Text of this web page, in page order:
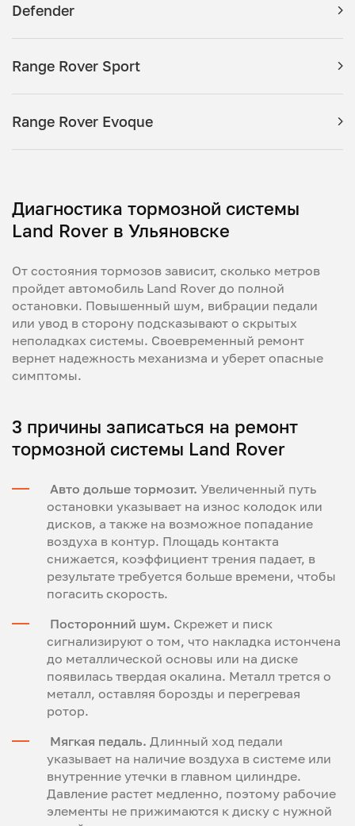
Defender
Range Rover Sport
Range Rover Evoque
Диагностика тормозной системы
Land Rover в Ульяновске
От состояния тормозов зависит, сколько метров
пройдет автомобиль Land Rover до полной
остановки. Повышенный шум, вибрации педали
или увод в сторону подсказывают о скрытых
неполадках системы. Своевременный ремонт
вернет надежность механизма и уберет опасные
симптомы.
3 причины записаться на ремонт
тормозной системы Land Rover
Авто дольше тормозит. Увеличенный путь
остановки указывает на износ колодок или
дисков, а также на возможное попадание
воздуха в контур. Площадь контакта
снижается, коэффициент трения падает, в
результате требуется больше времени, чтобы
погасить скорость.
Посторонний шум. Скрежет и писк
сигнализируют о том, что накладка истончена
до металлической основы или на диске
появилась твердая окалина. Металл трется о
металл, оставляя борозды и перегревая
ротор.
Мягкая педаль. Длинный ход педали
указывает на наличие воздуха в системе или
внутренние утечки в главном цилиндре.
Давление растет медленно, поэтому рабочие
элементы не прижимаются к диску с нужной